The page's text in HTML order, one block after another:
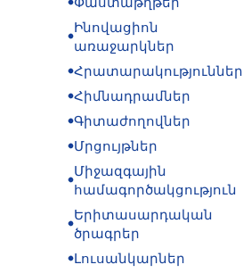
Ինովացիոն
առաջարկներ
Հրատարակություններ
Հիմնադրամներ
Գիտաժողովներ
Մրցույթներ
Միջազգային
համագործակցություն
Երիտասարդական
ծրագրեր
Լուսանկարներ